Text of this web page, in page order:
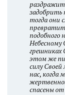
тогда они
подобного
грешниках
этом же
силу
нас, когда
спасены от